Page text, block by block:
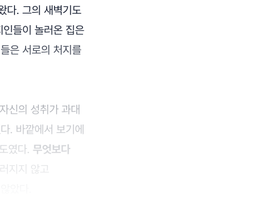
다. 그의 새벽기도
들이 놀러온 집은
은 서로의 처지를
신의 성취가 과대
. 바깥에서 보기에
였다. 무엇보다
지지 않고